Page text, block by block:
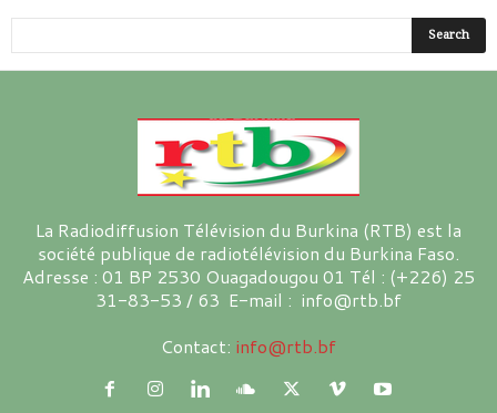
La Radiodiffusion Télévision du Burkina (RTB) est la
société publique de radiotélévision du Burkina Faso.
Adresse : 01 BP 2530 Ouagadougou 01 Tél : (+226) 25
31-83-53 / 63 E-mail : info@rtb.bf
Contact: info@rtb.bf